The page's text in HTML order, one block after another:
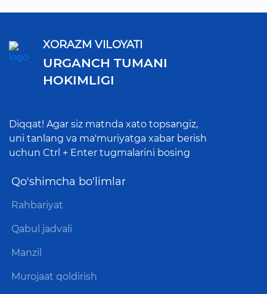
XORAZM VILOYATI
URGANCH TUMANI
HOKIMLIGI
Diqqat! Agar siz matnda xato topsangiz,
uni tanlang va ma'muriyatga xabar berish
uchun Ctrl + Enter tugmalarini bosing
Qo'shimcha bo'limlar
Rahbariyat
Qabul jadvali
Manzil
Murojaat qoldirish